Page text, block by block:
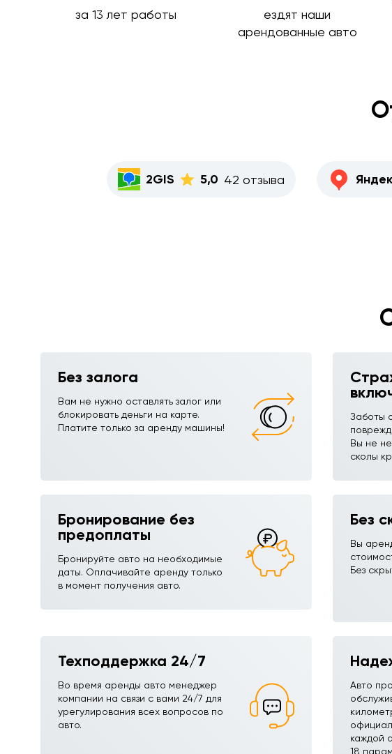
за 13 лет работы
ездят наши
арендованные авто
2GIS 5,0 42 отзыва
Без залога
Вам не нужно оставлять залог или
блокировать деньги на карте.
Платите только за аренду машины!
Заботы
Вы не
сколы
Бронирование без
предоплаты
Бронируйте авто на необходимые
даты. Оплачивайте аренду только
в момент получения авто.
Без
Вы
Без
Техподдержка 24/7
Во время аренды авто менеджер
компании на связи с вами 24/7 для
урегулирования всех вопросов по
авто.
Авто
каждой
18